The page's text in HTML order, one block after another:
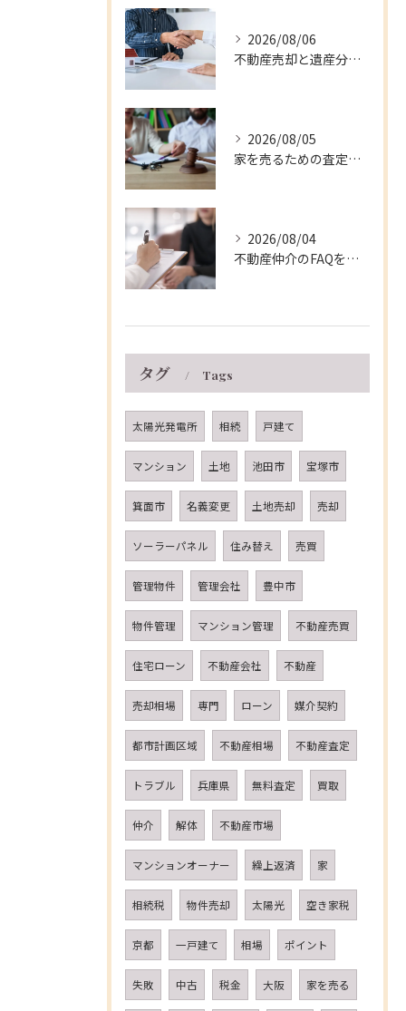
2026/08/06
不動産売却と遺産分割を兵庫県伊丹市で円滑に進める実践的な手順と注意点
2026/08/05
家を売るための査定ポイントと兵庫県伊丹市の相場や費用を徹底解説
2026/08/04
不動産仲介のFAQを徹底解説！兵庫県伊丹市で不動産売却を安心して進めるための疑問とトラブル対策
タグ Tags
太陽光発電所 相続 戸建て
マンション 土地 池田市 宝塚市
箕面市 名義変更 土地売却 売却
ソーラーパネル 住み替え 売買
管理物件 管理会社 豊中市
物件管理 マンション管理 不動産売買
住宅ローン 不動産会社 不動産
売却相場 専門 ローン 媒介契約
都市計画区域 不動産相場 不動産査定
トラブル 兵庫県 無料査定 買取
仲介 解体 不動産市場
マンションオーナー 繰上返済 家
相続税 物件売却 太陽光 空き家税
京都 一戸建て 相場 ポイント
失敗 中古 税金 大阪 家を売る